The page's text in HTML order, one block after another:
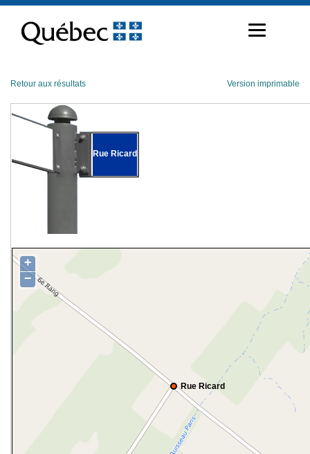
contenu
Retour aux résultats Version imprimable
Rue Ricard
Rue Ricard
+
−